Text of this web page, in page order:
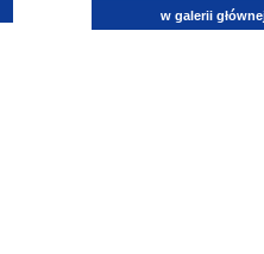
w galerii